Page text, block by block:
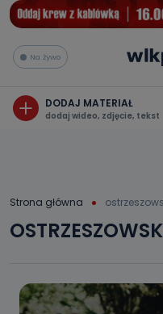
Na żywo
DODAJ MATERIAŁ
dodaj wideo, zdjęcie, tekst
Strona główna